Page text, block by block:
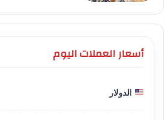
أسعار العملات اليوم
الدولار